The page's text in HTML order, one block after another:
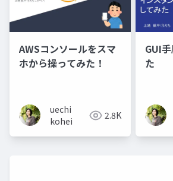
AWSコンソールをスマ
ホから操ってみた！
uechi
kohei
2.8K
GUI
た